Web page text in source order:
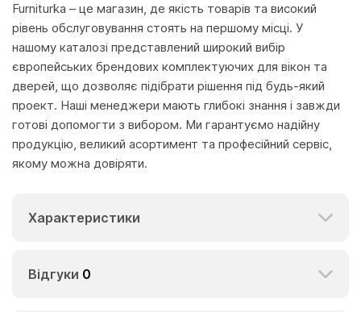
Furniturka – це магазин, де якість товарів та високий
рівень обслуговування стоять на першому місці. У
нашому каталозі представлений широкий вибір
європейських брендових комплектуючих для вікон та
дверей, що дозволяє підібрати рішення під будь-який
проект. Наші менеджери мають глибокі знання і завжди
готові допомогти з вибором. Ми гарантуємо надійну
продукцію, великий асортимент та професійний сервіс,
якому можна довіряти.
Характеристики
Відгуки 0